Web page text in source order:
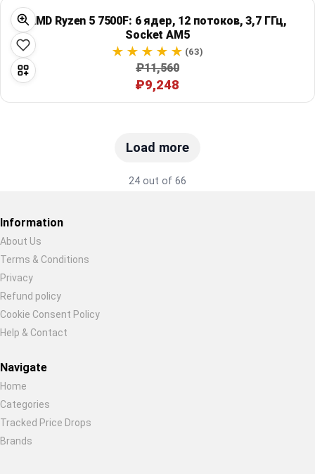
AMD Ryzen 5 7500F: 6 ядер, 12 потоков, 3,7 ГГц,
Socket AM5
(63)
₽11,560
₽9,248
Load more
24 out of 66
Restore previous
Information
About Us
Terms & Conditions
Privacy
Refund policy
Cookie Consent Policy
Help & Contact
Navigate
Home
Categories
Tracked Price Drops
Brands